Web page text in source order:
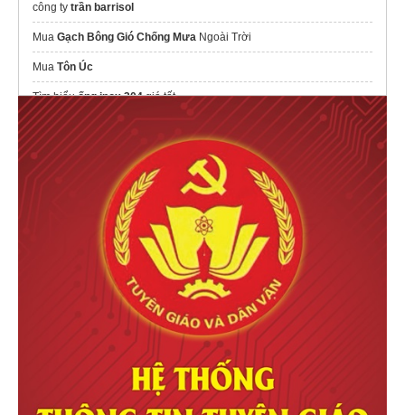
công ty trần barrisol
Mua Gạch Bông Gió Chống Mưa Ngoài Trời
Mua Tôn Úc
Tìm hiểuống inox 304giá tốt